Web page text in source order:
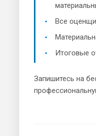
Все
Итоговые
Запишитесь на